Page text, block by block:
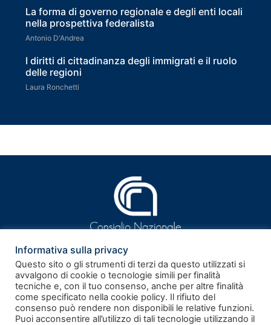
La forma di governo regionale e degli enti locali
nella prospettiva federalista
Antonio D'Andrea
I diritti di cittadinanza degli immigrati e il ruolo
delle regioni
Laura Ronchetti
ISSN 2281-9339
Informativa sulla privacy
Questo sito o gli strumenti di terzi da questo utilizzati si
avvalgono di cookie o tecnologie simili per finalità
tecniche e, con il tuo consenso, anche per altre finalità
come specificato nella cookie policy. Il rifiuto del
consenso può rendere non disponibili le relative funzioni.
Puoi acconsentire all’utilizzo di tali tecnologie utilizzando il